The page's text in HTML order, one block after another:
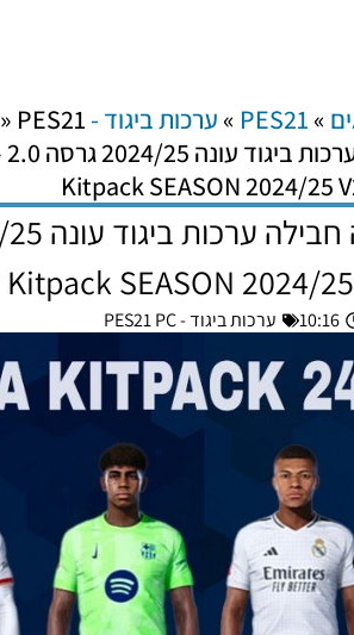
»
PES21
» ערכות ביגוד - PES21 PC » PES21
Kitpack SEASON 2024/25
10:16 ערכות ביגוד - PES21 PC